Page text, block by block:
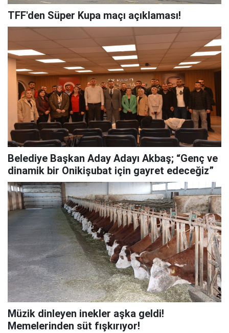
TFF'den Süper Kupa maçı açıklaması!
Belediye Başkan Aday Adayı Akbaş; “Genç ve
dinamik bir Onikişubat için gayret edeceğiz”
Müzik dinleyen inekler aşka geldi!
Memelerinden süt fışkırıyor!